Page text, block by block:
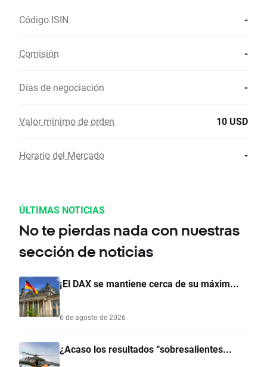
Código ISIN -
Comisión -
Días de negociación -
Valor mínimo de orden 10 USD
Horario del Mercado -
ÚLTIMAS NOTICIAS
No te pierdas nada con nuestras
sección de noticias
¡El DAX se mantiene cerca de su máxim...
6 de agosto de 2026
¿Acaso los resultados “sobresalientes...